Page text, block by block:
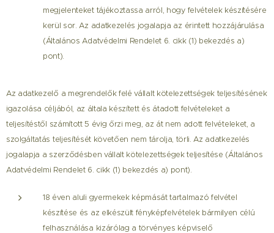
megjelenteket tájékoztassa arról, hogy felvételek készítésére
kerül sor. Az adatkezelés jogalapja az érintett hozzájárulása
(Általános Adatvédelmi Rendelet 6. cikk (1) bekezdés a)
pont).
Az adatkezelő a megrendelők felé vállalt kötelezettségek teljesítésének
igazolása céljából, az általa készített és átadott felvételeket a
teljesítéstől számított 5 évig őrzi meg, az át nem adott felvételeket, a
szolgáltatás teljesítését követően nem tárolja, törli. Az adatkezelés
jogalapja a szerződésben vállalt kötelezettségek teljesítése (Általános
Adatvédelmi Rendelet 6. cikk (1) bekezdés a) pont).
18 éven aluli gyermekek képmását tartalmazó felvétel
készítése és az elkészült fényképfelvételek bármilyen célú
felhasználása kizárólag a törvényes képviselő